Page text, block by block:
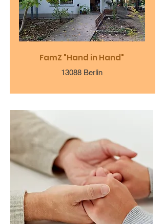
FamZ "Hand in Hand"
13088 Berlin